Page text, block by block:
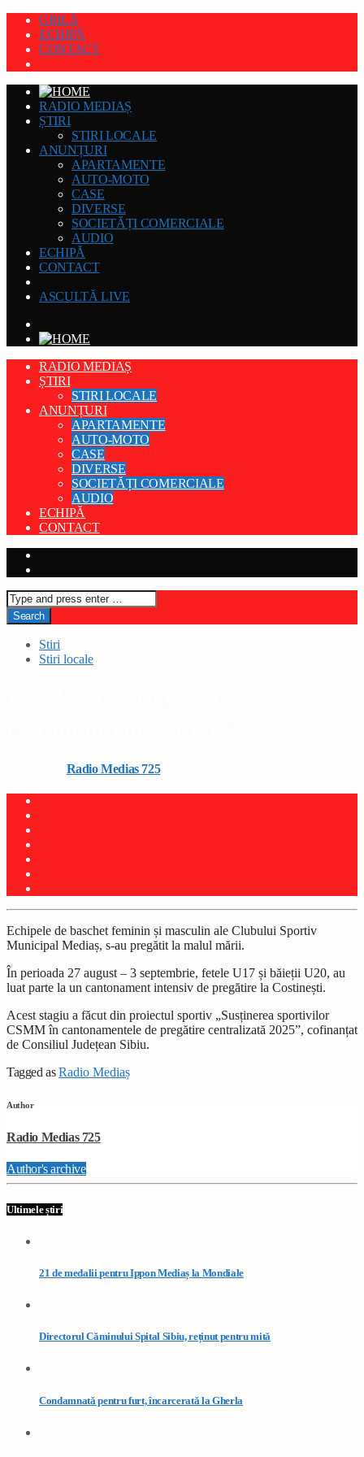
GRILĂ
ECHIPĂ
CONTACT
RADIO MEDIAȘ
ȘTIRI
STIRI LOCALE
ANUNȚURI
APARTAMENTE
AUTO-MOTO
CASE
DIVERSE
SOCIETĂȚI COMERCIALE
AUDIO
ECHIPĂ
CONTACT
ASCULTĂ LIVE
RADIO MEDIAȘ
ȘTIRI
STIRI LOCALE
ANUNȚURI
APARTAMENTE
AUTO-MOTO
CASE
DIVERSE
SOCIETĂȚI COMERCIALE
AUDIO
ECHIPĂ
CONTACT
Stiri
Stiri locale
Radio Medias 725on 7 septembrie 2025
Echipele de baschet feminin și masculin ale Clubului Sportiv
Municipal Mediaș, s-au pregătit la malul mării.
În perioada 27 august – 3 septembrie, fetele U17 și băieții U20, au
luat parte la un cantonament intensiv de pregătire la Costinești.
Acest stagiu a făcut din proiectul sportiv „Susținerea sportivilor
CSMM în cantonamentele de pregătire centralizată 2025”, cofinanțat
de Consiliul Județean Sibiu.
Tagged asRadio Mediaș
Author
Radio Medias 725
Author's archive
Ultimele știri
21 de medalii pentru Ippon Mediaș la Mondiale
Directorul Căminului Spital Sibiu, reținut pentru mită
Condamnată pentru furt, încarcerată la Gherla